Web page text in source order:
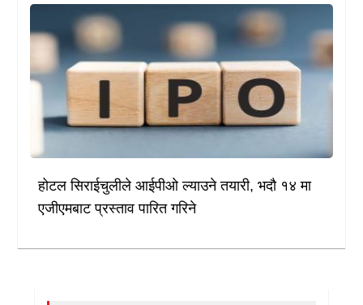
होटल सिराईचुलीले आईपीओ ल्याउने तयारी, भदौ १४ मा
एजीएमबाट प्रस्ताव पारित गरिने